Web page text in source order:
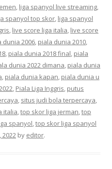
, liga spanyol live streaming,
spanyol top skor, liga spanyol
, live score liga italia, live score
dunia 2006, piala dunia 2010,
, piala dunia 2018 final, piala
dunia 2022 dimana, piala dunia
, piala dunia kapan, piala dunia u
, Piala Liga Inggris, putus
, situs judi bola terpercaya,
italia,top skor liga jerman,top
spanyol,top skor liga spanyol
2022 by editor.